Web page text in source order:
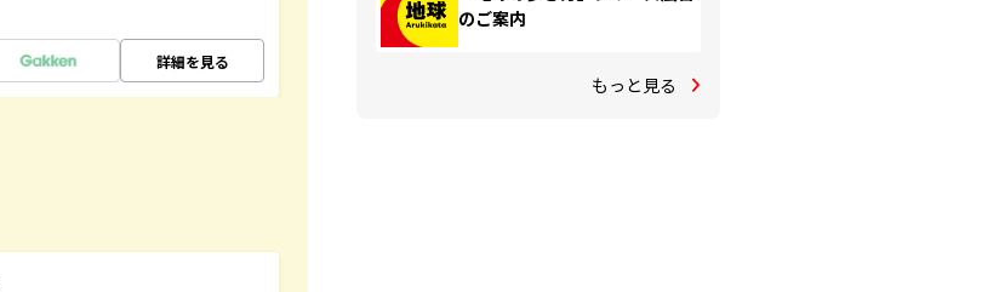
詳細を見る
のご案内
もっと見る